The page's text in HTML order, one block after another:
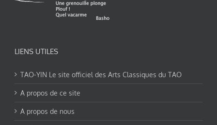
LIENS UTILES
TAO-YIN Le site officiel des Arts Classiques du TAO
A propos de ce site
A propos de nous